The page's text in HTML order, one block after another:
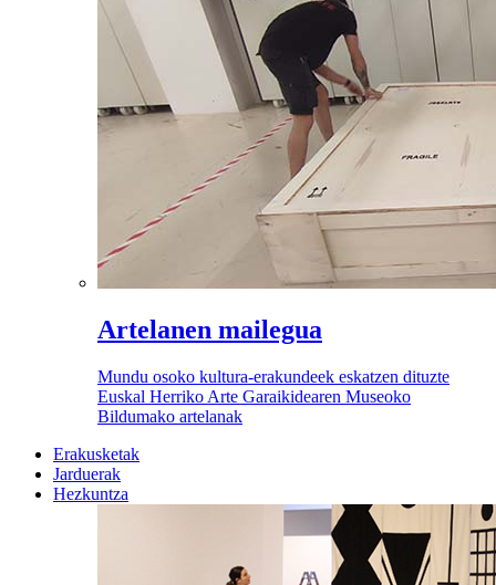
Artelanen mailegua
Mundu osoko kultura-erakundeek eskatzen dituzte
Euskal Herriko Arte Garaikidearen Museoko
Bildumako artelanak
Erakusketak
Jarduerak
Hezkuntza